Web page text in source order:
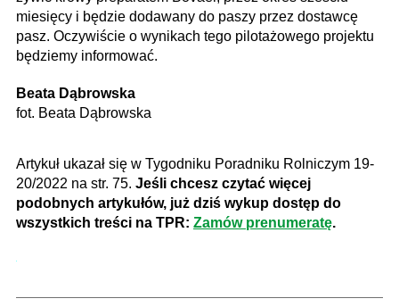
miesięcy i będzie dodawany do paszy przez dostawcę
pasz. Oczywiście o wynikach tego pilotażowego projektu
będziemy informować.
Beata Dąbrowska
fot. Beata Dąbrowska
Artykuł ukazał się w Tygodniku Poradniku Rolniczym 19-
20/2022 na str. 75. Jeśli chcesz czytać więcej
podobnych artykułów, już dziś wykup dostęp do
wszystkich treści na TPR: Zamów prenumeratę.